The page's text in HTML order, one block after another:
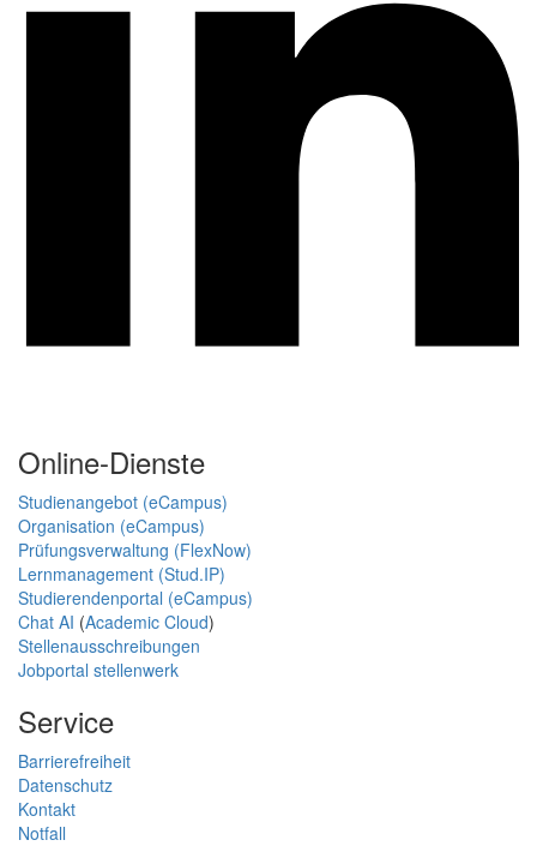
Online-Dienste
Studienangebot (eCampus)
Organisation (eCampus)
Prüfungsverwaltung (FlexNow)
Lernmanagement (Stud.IP)
Studierendenportal (eCampus)
Chat AI (Academic Cloud)
Stellenausschreibungen
Jobportal stellenwerk
Service
Barrierefreiheit
Datenschutz
Kontakt
Notfall